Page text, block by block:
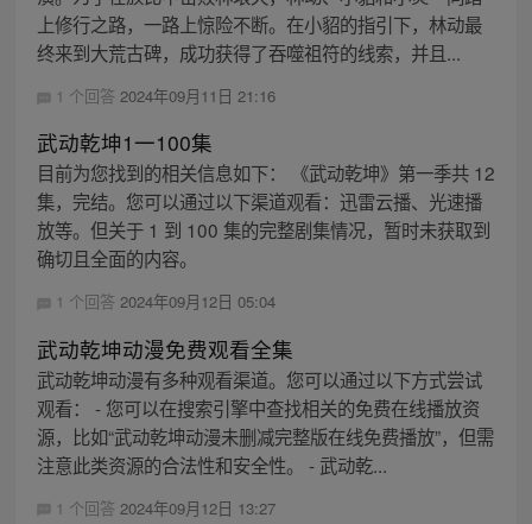
上修行之路，一路上惊险不断。在小貂的指引下，林动最
终来到大荒古碑，成功获得了吞噬祖符的线索，并且...
1 个回答 2024年09月11日 21:16
武动乾坤1一100集
目前为您找到的相关信息如下： 《武动乾坤》第一季共 12
集，完结。您可以通过以下渠道观看：迅雷云播、光速播
放等。但关于 1 到 100 集的完整剧集情况，暂时未获取到
确切且全面的内容。
1 个回答 2024年09月12日 05:04
武动乾坤动漫免费观看全集
武动乾坤动漫有多种观看渠道。您可以通过以下方式尝试
观看： - 您可以在搜索引擎中查找相关的免费在线播放资
源，比如“武动乾坤动漫未删减完整版在线免费播放”，但需
注意此类资源的合法性和安全性。 - 武动乾...
1 个回答 2024年09月12日 13:27